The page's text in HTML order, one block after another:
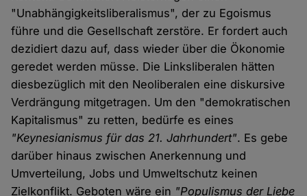
"Unabhängigkeitsliberalismus", der zu Egoismus
führe und die Gesellschaft zerstöre. Er fordert auch
dezidiert dazu auf, dass wieder über die Ökonomie
geredet werden müsse. Die Linksliberalen hätten
diesbezüglich mit den Neoliberalen eine diskursive
Verdrängung mitgetragen. Um den "demokratischen
Kapitalismus" zu retten, bedürfe es eines
"Keynesianismus für das 21. Jahrhundert". Es gebe
darüber hinaus zwischen Anerkennung und
Umverteilung, Jobs und Umweltschutz keinen
Zielkonflikt. Geboten wäre ein "Populismus der Liebe